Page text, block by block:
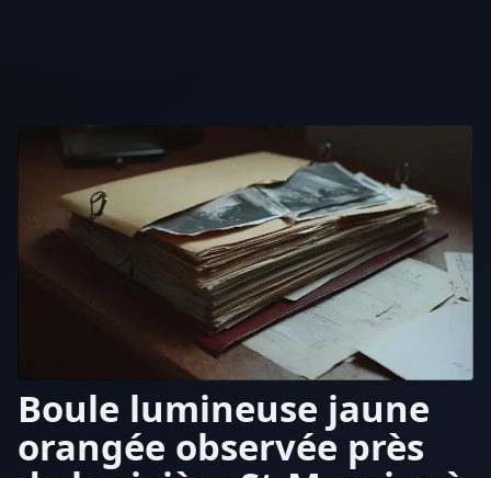
Boule lumineuse jaune
orangée observée près